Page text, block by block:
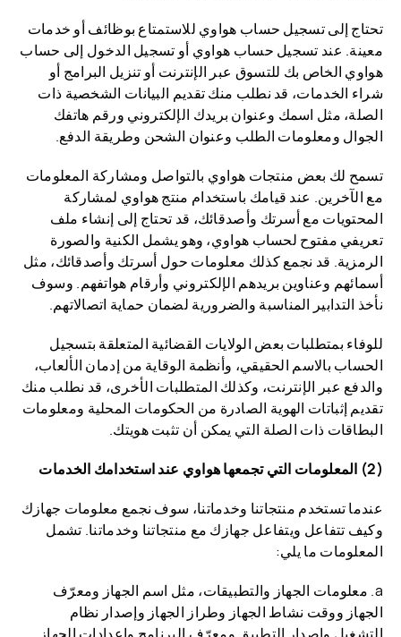
تحتاج إلى تسجيل حساب هواوي للاستمتاع بوظائف أو خدمات
معينة. عند تسجيل حساب هواوي أو تسجيل الدخول إلى حساب
هواوي الخاص بك للتسوق عبر الإنترنت أو تنزيل البرامج أو
شراء الخدمات، قد نطلب منك تقديم البيانات الشخصية ذات
الصلة، مثل اسمك وعنوان بريدك الإلكتروني ورقم هاتفك
الجوال ومعلومات الطلب وعنوان الشحن وطريقة الدفع.
تسمح لك بعض منتجات هواوي بالتواصل ومشاركة المعلومات
مع الآخرين. عند قيامك باستخدام منتج هواوي لمشاركة
المحتويات مع أسرتك وأصدقائك، قد تحتاج إلى إنشاء ملف
تعريفي مفتوح لحساب هواوي، وهو يشمل الكنية والصورة
الرمزية. قد نجمع كذلك معلومات حول أسرتك وأصدقائك، مثل
أسمائهم وعناوين بريدهم الإلكتروني وأرقام هواتفهم. وسوف
نأخذ التدابير المناسبة والضرورية لضمان حماية اتصالاتهم.
للوفاء بمتطلبات بعض الولايات القضائية المتعلقة بتسجيل
الحساب بالاسم الحقيقي، وأنظمة الوقاية من إدمان الألعاب،
والدفع عبر الإنترنت، وكذلك المتطلبات الأخرى، قد نطلب منك
تقديم إثباتات الهوية الصادرة من الحكومات المحلية ومعلومات
البطاقات ذات الصلة التي يمكن أن تثبت هويتك.
(2) المعلومات التي تجمعها هواوي عند استخدامك الخدمات
عندما تستخدم منتجاتنا وخدماتنا، سوف نجمع معلومات جهازك
وكيف تتفاعل ويتفاعل جهازك مع منتجاتنا وخدماتنا. تشمل
المعلومات ما يلي:
a. معلومات الجهاز والتطبيقات، مثل اسم الجهاز ومعرّف
الجهاز ووقت نشاط الجهاز وطراز الجهاز وإصدار نظام